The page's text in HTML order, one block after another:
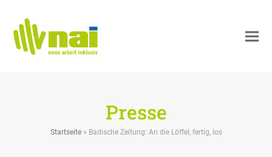
Presse
Startseite» Badische Zeitung: An die Löffel, fertig, los